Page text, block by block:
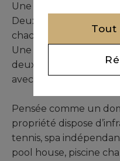
Une maison principale
Deux pavillons invités
chacun une suite,
Une maison annexe
deux suites
avec ses espaces
Pensée comme un
propriété dispose
tennis, spa
pool house, piscine
Tout